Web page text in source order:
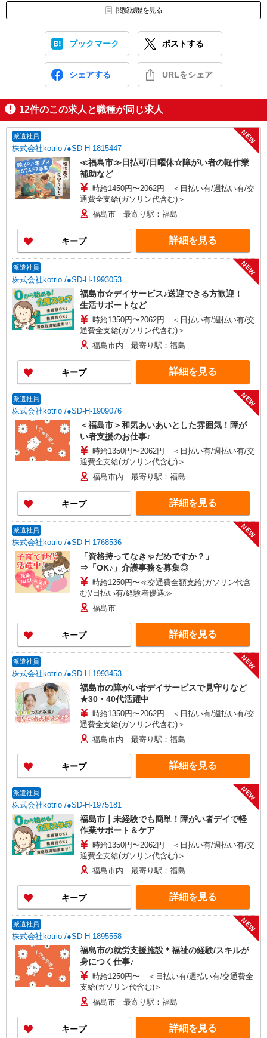
閲覧履歴を見る
ブックマーク ポストする
シェアする URLをシェア
12件のこの求人と職種が同じ求人
派遣社員
株式会社kotrio /●SD-H-1815447
NEW
≪福島市≫日払可/日曜休☆障がい者の軽作業
補助など
時給1450円〜2062円 ＜日払い有/週払い有/交
通費全支給(ガソリン代含む)＞
福島市 最寄り駅：福島
キープ 詳細を見る
派遣社員
株式会社kotrio /●SD-H-1993053
NEW
福島市☆デイサービス♪送迎できる方歓迎！
生活サポートなど
時給1350円〜2062円 ＜日払い有/週払い有/交
通費全支給(ガソリン代含む)＞
福島市内 最寄り駅：福島
キープ 詳細を見る
派遣社員
株式会社kotrio /●SD-H-1909076
NEW
＜福島市＞和気あいあいとした雰囲気！障が
い者支援のお仕事♪
時給1350円〜2062円 ＜日払い有/週払い有/交
通費全支給(ガソリン代含む)＞
福島市内 最寄り駅：福島
キープ 詳細を見る
派遣社員
株式会社kotrio /●SD-H-1768536
NEW
「資格持ってなきゃだめですか？」
⇒「OK♪」介護事務を募集◎
時給1250円〜≪交通費全額支給(ガソリン代含
む)/日払い有/経験者優遇≫
福島市
キープ 詳細を見る
派遣社員
株式会社kotrio /●SD-H-1993453
NEW
福島市の障がい者デイサービスで見守りなど
★30・40代活躍中
時給1350円〜2062円 ＜日払い有/週払い有/交
通費全支給(ガソリン代含む)＞
福島市内 最寄り駅：福島
キープ 詳細を見る
派遣社員
株式会社kotrio /●SD-H-1975181
NEW
福島市｜未経験でも簡単！障がい者デイで軽
作業サポート＆ケア
時給1350円〜2062円 ＜日払い有/週払い有/交
通費全支給(ガソリン代含む)＞
福島市内 最寄り駅：福島
キープ 詳細を見る
派遣社員
株式会社kotrio /●SD-H-1895558
NEW
福島市の就労支援施設＊福祉の経験/スキルが
身につく仕事♪
時給1250円〜 ＜日払い有/週払い有/交通費全
支給(ガソリン代含む)＞
福島市 最寄り駅：福島
キープ 詳細を見る